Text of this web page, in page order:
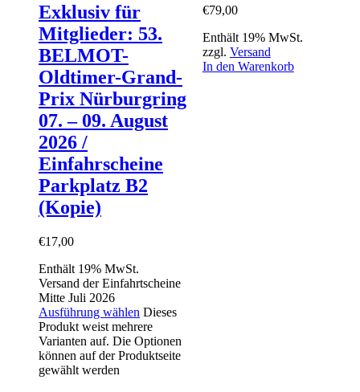
Exklusiv für
Mitglieder: 53.
BELMOT-
Oldtimer-Grand-
Prix Nürburgring
07. – 09. August
2026 /
Einfahrscheine
Parkplatz B2
(Kopie)
€17,00
Enthält 19% MwSt.
Versand der Einfahrtscheine
Mitte Juli 2026
Ausführung wählen Dieses
Produkt weist mehrere
Varianten auf. Die Optionen
können auf der Produktseite
gewählt werden
€79,00
Enthält 19% MwSt.
zzgl. Versand
In den Warenkorb